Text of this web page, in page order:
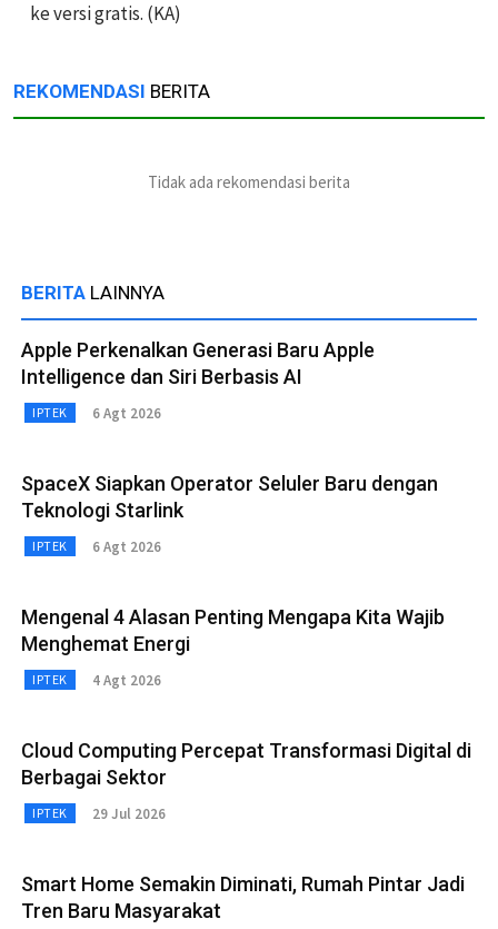
ke versi gratis. (KA)
REKOMENDASI BERITA
Tidak ada rekomendasi berita
BERITA LAINNYA
Apple Perkenalkan Generasi Baru Apple
Intelligence dan Siri Berbasis AI
IPTEK 6 Agt 2026
SpaceX Siapkan Operator Seluler Baru dengan
Teknologi Starlink
IPTEK 6 Agt 2026
Mengenal 4 Alasan Penting Mengapa Kita Wajib
Menghemat Energi
IPTEK 4 Agt 2026
Cloud Computing Percepat Transformasi Digital di
Berbagai Sektor
IPTEK 29 Jul 2026
Smart Home Semakin Diminati, Rumah Pintar Jadi
Tren Baru Masyarakat